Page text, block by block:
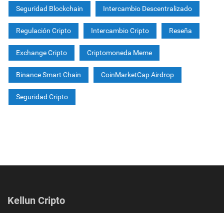
Seguridad Blockchain Intercambio Descentralizado
Regulación Cripto Intercambio Cripto Reseña
Exchange Cripto Criptomoneda Meme
Binance Smart Chain CoinMarketCap Airdrop
Seguridad Cripto
Kellun Cripto